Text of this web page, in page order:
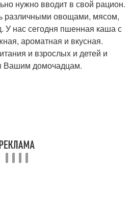
нужно вводит в свой рацион.
различными овощами, мясом,
У нас сегодня пшенная каша с
ароматная и вкусная.
и взрослых и детей и
Вашим домочадцам.